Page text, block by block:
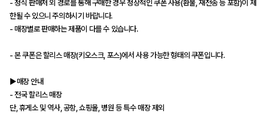
- 정식 판매처 외 경로를 통해 구매한 경우 정상적인 쿠폰 사용(환불, 재전송 등 포함)이 제
한될 수 있으니 주의하시기 바랍니다.
- 매장별로 판매하는 제품이 다를 수 있습니다.
- 본 쿠폰은 할리스 매장(키오스크, 포스)에서 사용 가능한 형태의 쿠폰입니다.
▶매장 안내
- 전국 할리스 매장
단, 휴게소 및 역사, 공항, 쇼핑몰, 병원 등 특수 매장 제외